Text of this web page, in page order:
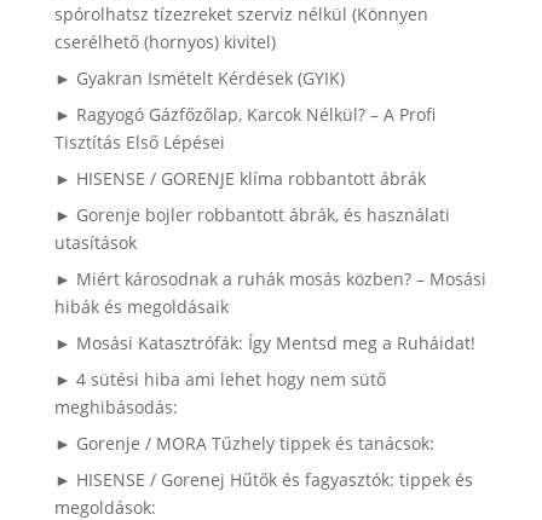
spórolhatsz tízezreket szerviz nélkül (Könnyen
cserélhető (hornyos) kivitel)
► Gyakran Ismételt Kérdések (GYIK)
► Ragyogó Gázfőzőlap, Karcok Nélkül? – A Profi
Tisztítás Első Lépései
► HISENSE / GORENJE klíma robbantott ábrák
► Gorenje bojler robbantott ábrák, és használati
utasítások
► Miért károsodnak a ruhák mosás közben? – Mosási
hibák és megoldásaik
► Mosási Katasztrófák: Így Mentsd meg a Ruháidat!
► 4 sütési hiba ami lehet hogy nem sütő
meghibásodás:
► Gorenje / MORA Tűzhely tippek és tanácsok:
► HISENSE / Gorenej Hűtők és fagyasztók: tippek és
megoldások: